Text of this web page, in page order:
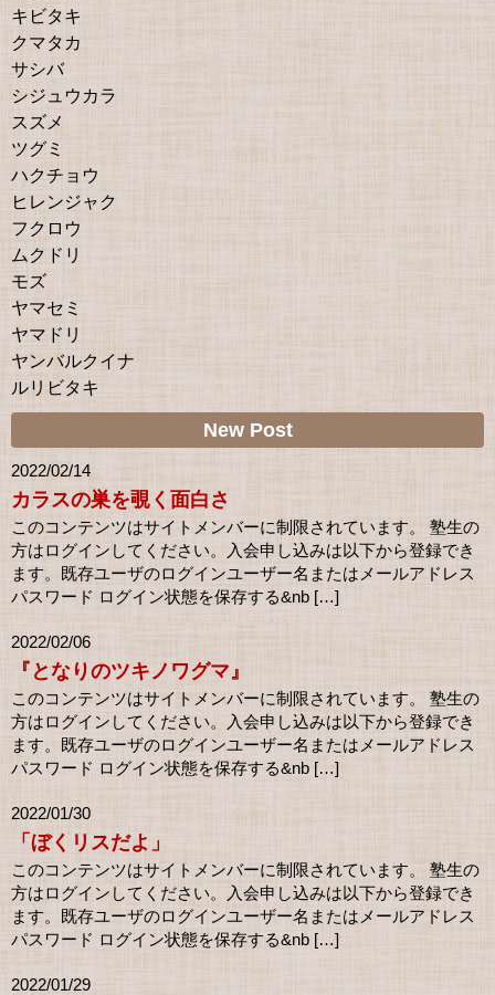
キビタキ
クマタカ
サシバ
シジュウカラ
スズメ
ツグミ
ハクチョウ
ヒレンジャク
フクロウ
ムクドリ
モズ
ヤマセミ
ヤマドリ
ヤンバルクイナ
ルリビタキ
New Post
2022/02/14
カラスの巣を覗く面白さ
このコンテンツはサイトメンバーに制限されています。 塾生の
方はログインしてください。入会申し込みは以下から登録でき
ます。既存ユーザのログインユーザー名またはメールアドレス
パスワード ログイン状態を保存する&nb […]
2022/02/06
『となりのツキノワグマ』
このコンテンツはサイトメンバーに制限されています。 塾生の
方はログインしてください。入会申し込みは以下から登録でき
ます。既存ユーザのログインユーザー名またはメールアドレス
パスワード ログイン状態を保存する&nb […]
2022/01/30
「ぼくリスだよ」
このコンテンツはサイトメンバーに制限されています。 塾生の
方はログインしてください。入会申し込みは以下から登録でき
ます。既存ユーザのログインユーザー名またはメールアドレス
パスワード ログイン状態を保存する&nb […]
2022/01/29